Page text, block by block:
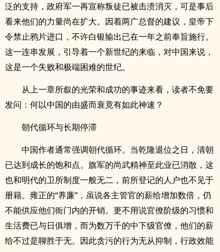
泛的支持，政府军一再宣称叛徒已被击溃消灭，可是事后
看来他们的力量尚在扩大。因着两广总督的建议，皇帝下
令禁止鸦片进口，不许白银输出已在一年之前奉旨施行。
这一连串发展，引导着一个新世纪的来临，对中国来说，
这是一个失败和极端困难的世纪。
从上一章所叙的光荣和成功的事迹来看，读者不免要
发问：何以中国的由盛而衰竟有如此神速？
朝代循环与长期停滞
中国作者通常强调朝代循环。当乾隆退位之日，清朝
已达到成长的饱和点。旗军的尚武精神至此业已消散，这
也和明代的卫所制度一般无二，前所登记的人户也不见于
册籍。雍正的“养廉”，虽说各主管官的薪给增加数倍，仍
不能供应他们衙门内的开销。更不用说官僚阶级的习惯和
生活费已与日俱增，而为数万千的中下级官僚，他们的薪
给不过是聊胜于无。因此贪污的行为无从抑制，行政效能